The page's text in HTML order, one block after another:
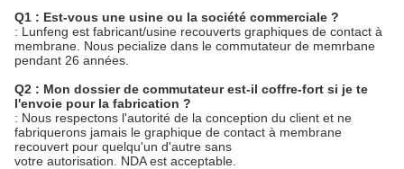
Q1 : Est-vous une usine ou la société commerciale ?
: Lunfeng est fabricant/usine recouverts graphiques de contact à
membrane. Nous pecialize dans le commutateur de memrbane
pendant 26 années.
Q2 : Mon dossier de commutateur est-il coffre-fort si je te
l'envoie pour la fabrication ?
: Nous respectons l'autorité de la conception du client et ne
fabriquerons jamais le graphique de contact à membrane
recouvert pour quelqu'un d'autre sans
votre autorisation. NDA est acceptable.